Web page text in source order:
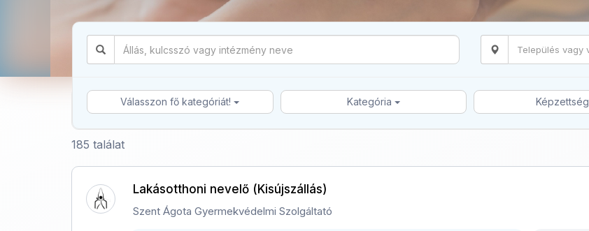
Válasszon fő kategóriát! Kategória Képzettség
185 találat
Lakásotthoni nevelő (Kisújszállás)
Szent Ágota Gyermekvédelmi Szolgáltató